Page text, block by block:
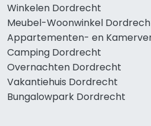
Winkelen Dordrecht
Meubel-Woonwinkel
Appartementen- en
Camping Dordrecht
Overnachten Dordrecht
Vakantiehuis Dordrecht
Bungalowpark Dordrecht